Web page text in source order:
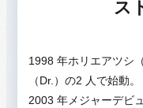
ス
1998 年ホリエアツシ
（Dr.）の2 人で始動。
2003 年メジャーデビ